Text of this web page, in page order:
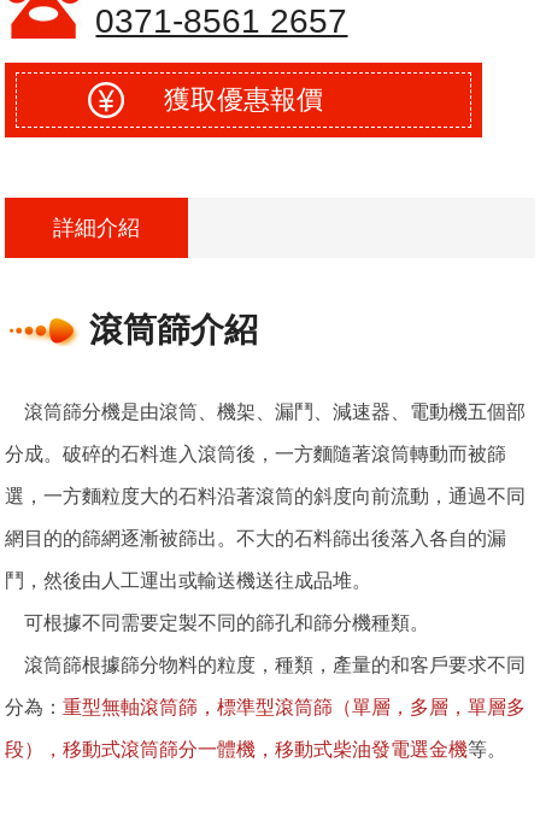
0371-8561 2657
獲取優惠報價
詳細介紹
滾筒篩介紹
滾筒篩分機是由滾筒、機架、漏鬥、減速器、電動機五個部
分成。破碎的石料進入滾筒後，一方麵隨著滾筒轉動而被篩
選，一方麵粒度大的石料沿著滾筒的斜度向前流動，通過不同
網目的的篩網逐漸被篩出。不大的石料篩出後落入各自的漏
鬥，然後由人工運出或輸送機送往成品堆。
可根據不同需要定製不同的篩孔和篩分機種類。
滾筒篩根據篩分物料的粒度，種類，產量的和客戶要求不同
分為：重型無軸滾筒篩，標準型滾筒篩（單層，多層，單層多
段），移動式滾筒篩分一體機，移動式柴油發電選金機等。